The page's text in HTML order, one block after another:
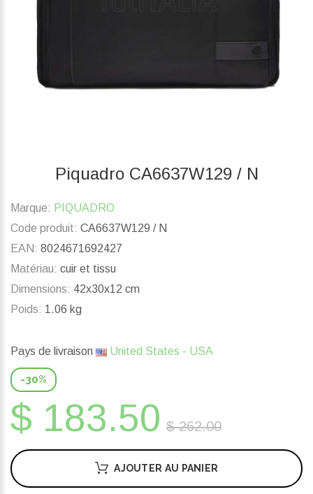
Piquadro CA6637W129 / N
Marque: PIQUADRO
Code produit: CA6637W129 / N
EAN: 8024671692427
Matériau: cuir et tissu
Dimensions: 42x30x12 cm
Poids: 1.06 kg
Pays de livraison United States - USA
-30%
$ 183.50 $ 262.00
AJOUTER AU PANIER